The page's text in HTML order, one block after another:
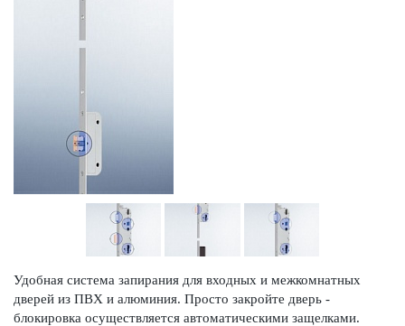
Удобная система запирания для входных и межкомнатных
дверей из ПВХ и алюминия. Просто закройте дверь -
блокировка осуществляется автоматическими защелками.